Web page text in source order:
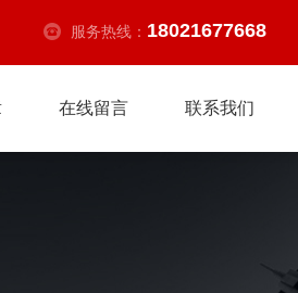
服务热线： 18021677668
在线留言 联系我们